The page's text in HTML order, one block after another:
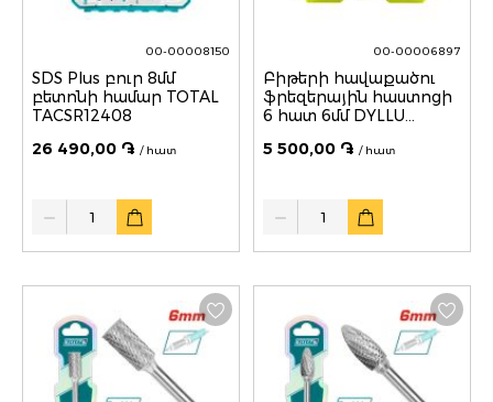
00-00008150
SDS Plus բուր 8մմ
բետոնի համար TOTAL
TACSR12408
26 490,00 ֏ / հատ
00-00006897
Բիթերի հավաքածու
ֆրեզերային հաստոցի
6 հատ 6մմ DYLLU
5 500,00 ֏ / հատ